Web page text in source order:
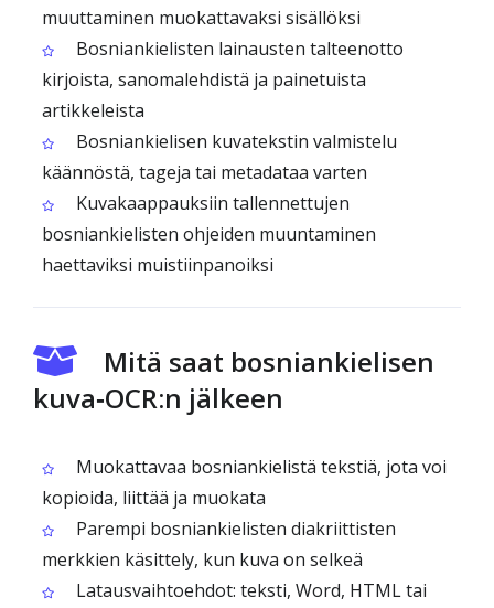
muuttaminen muokattavaksi sisällöksi
Bosniankielisten lainausten talteenotto
kirjoista, sanomalehdistä ja painetuista
artikkeleista
Bosniankielisen kuvatekstin valmistelu
käännöstä, tageja tai metadataa varten
Kuvakaappauksiin tallennettujen
bosniankielisten ohjeiden muuntaminen
haettaviksi muistiinpanoiksi
Mitä saat bosniankielisen
kuva‑OCR:n jälkeen
Muokattavaa bosniankielistä tekstiä, jota voi
kopioida, liittää ja muokata
Parempi bosniankielisten diakriittisten
merkkien käsittely, kun kuva on selkeä
Latausvaihtoehdot: teksti, Word, HTML tai